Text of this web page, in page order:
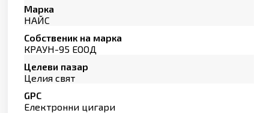
Марка
НАЙС
Собственик на марка
КРАУН-95 ЕООД
Целеви пазар
Целия свят
GPC
Електронни цигари